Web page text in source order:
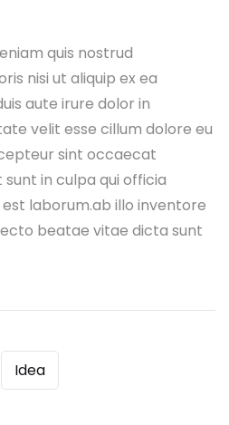
quis nostrud
nisi ut aliquip ex ea
aute irure dolor in
velit esse cillum dolore eu
sint occaecat
in culpa qui officia
laborum.ab illo inventore
beatae vitae dicta sunt
Idea